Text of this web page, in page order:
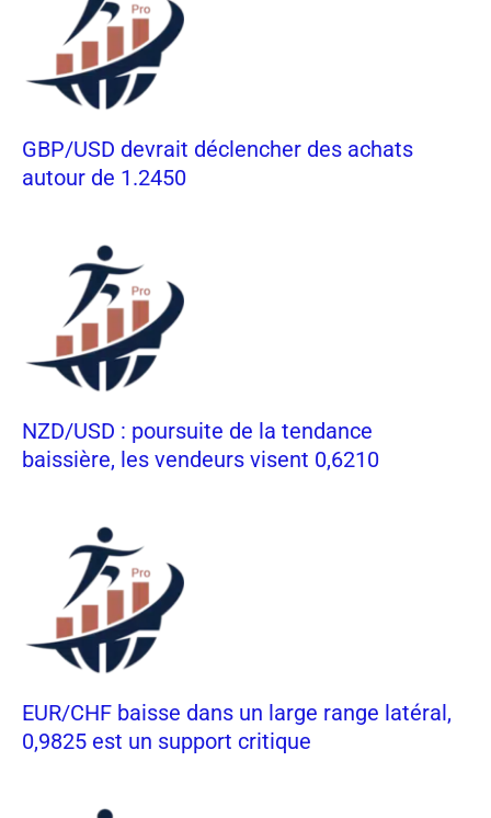
GBP/USD devrait déclencher des achats
autour de 1.2450
NZD/USD : poursuite de la tendance
baissière, les vendeurs visent 0,6210
EUR/CHF baisse dans un large range latéral,
0,9825 est un support critique